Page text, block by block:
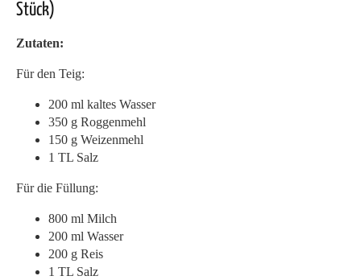
Stück)
Zutaten:
Für den Teig:
200 ml kaltes Wasser
350 g Roggenmehl
150 g Weizenmehl
1 TL Salz
Für die Füllung:
800 ml Milch
200 ml Wasser
200 g Reis
1 TL Salz